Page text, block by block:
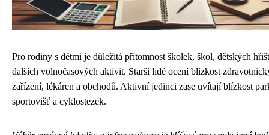
Pro rodiny s dětmi je důležitá přítomnost školek, škol, dětských
dalších volnočasových aktivit. Starší lidé ocení blízkost
zařízení, lékáren a obchodů. Aktivní jedinci zase uvítají blízkost
sportovišť a cyklostezek.